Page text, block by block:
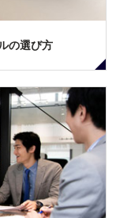
の選び方